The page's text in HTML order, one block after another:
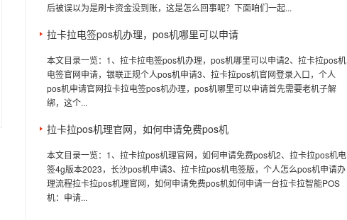
后被误以为是刷卡资金没到账，这是怎么回事呢？下面咱们一起...
拉卡拉电签pos机办理，pos机哪里可以申请
本文目录一览：1、拉卡拉电签pos机办理，pos机哪里可以申请2、拉卡拉pos机
电签官网申请，银联正规个人pos机申请3、拉卡拉pos机官网登录入口，个人
pos机申请官网拉卡拉电签pos机办理，pos机哪里可以申请首先需要老机子解
绑，这个...
拉卡拉pos机理官网，如何申请免费pos机
本文目录一览：1、拉卡拉pos机理官网，如何申请免费pos机2、拉卡拉pos机电
签4g版本2023，长沙pos机申请3、拉卡拉pos机电签版，个人怎么pos机申请办
理流程拉卡拉pos机理官网，如何申请免费pos机如何申请一台拉卡拉智能POS
机：申请...